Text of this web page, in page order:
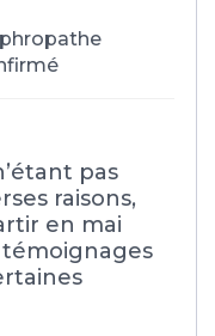
pas
raisons,
en mai
témoignages